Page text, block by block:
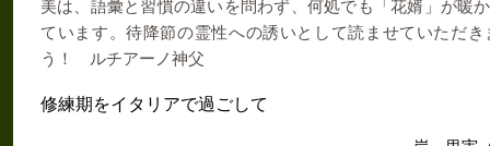
美は、語彙と習慣の違いを問わず、何処でも「花婿」が暖
ています。待降節の霊性への誘いとして読ませていただ
う！ ルチアーノ神父
修練期をイタリアで過ごして